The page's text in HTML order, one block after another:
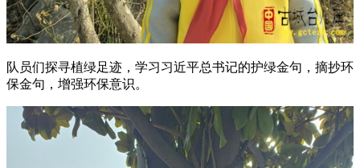
队员们探寻植绿足迹，学习习近平总书记的护绿金句，摘抄环
保金句，增强环保意识。